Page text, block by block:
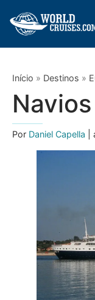
Início » Destinos »
Por Daniel Capella